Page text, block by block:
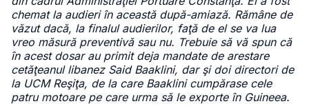
chemat la audieri în această după-amiază. Rămâne de
văzut dacă, la finalul audierilor, faţă de el se va lua
vreo măsură preventivă sau nu. Trebuie să vă spun că
în acest dosar au primit deja mandate de arestare
cetăţeanul libanez Said Baaklini, dar şi doi directori de
la UCM Reşiţa, de la care Baaklini cumpărase cele
patru motoare pe care urma să le exporte în Guineea.